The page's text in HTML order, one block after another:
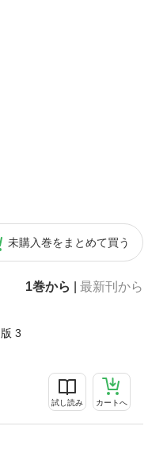
未購入巻をまとめて買う
1巻から 最新刊から
3
試し読み カートへ